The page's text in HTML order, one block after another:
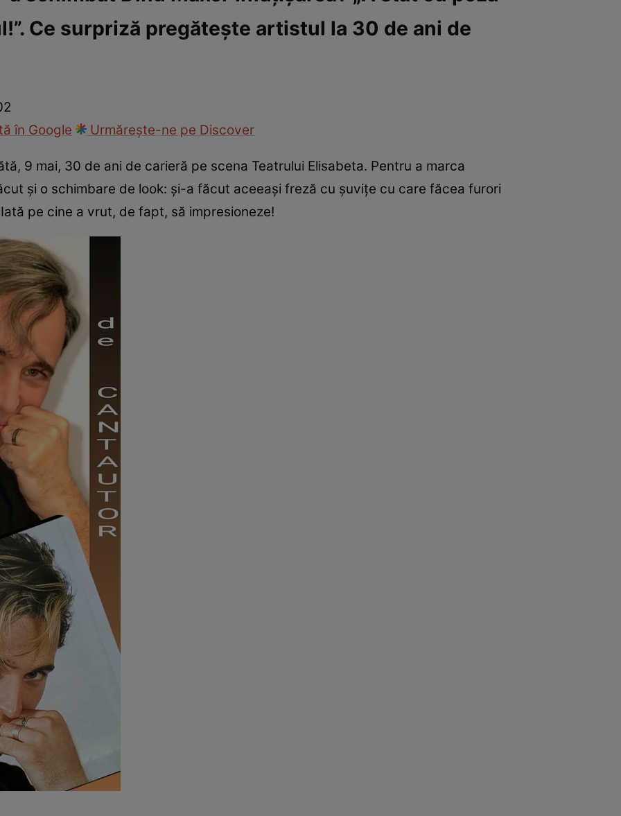
Paparazzii Click!
Ce surpriză pregătește artistul la 30 de ani de
în Google
Urmărește-ne pe Discover
9 mai, 30 de ani de carieră pe scena Teatrului Elisabeta. Pentru a marca
și o schimbare de look: și-a făcut aceeași freză cu șuvițe cu care făcea furori
pe cine a vrut, de fapt, să impresioneze!